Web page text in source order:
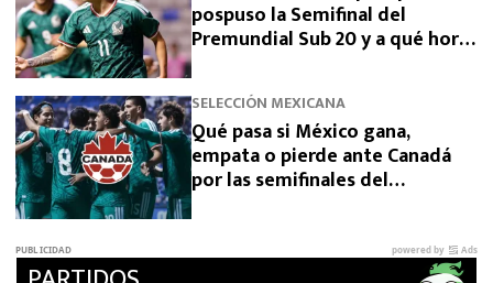
pospuso la Semifinal del
Premundial Sub 20 y a qué hora
SELECCIÓN MEXICANA
Qué pasa si México gana,
empata o pierde ante Canadá
por las semifinales del